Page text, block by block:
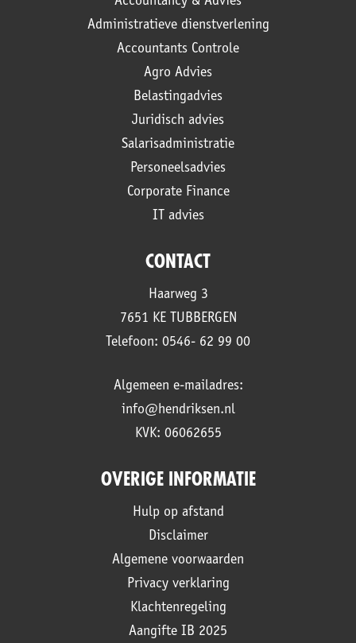
Administratieve dienstverlening
Accountants Controle
Agro Advies
Belastingadvies
Juridisch advies
Salarisadministratie
Personeelsadvies
Corporate Finance
IT advies
CONTACT
Haarweg 3
7651 KE TUBBERGEN
Telefoon: 0546- 62 99 00
Algemeen e-mailadres:
info@hendriksen.nl
KVK: 06062655
OVERIGE INFORMATIE
Hulp op afstand
Disclaimer
Algemene voorwaarden
Privacy verklaring
Klachtenregeling
Aangifte IB 2025